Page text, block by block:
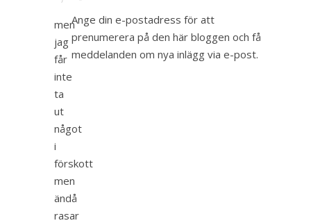
men
jag
får
inte
ta
ut
något
i
förskott
men
ändå
rasar
Ange din e-postadress för att
prenumerera på den här bloggen och få
meddelanden om nya inlägg via e-post.